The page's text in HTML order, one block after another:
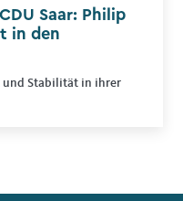
Saar: Philip
in den
und Stabilität in ihrer